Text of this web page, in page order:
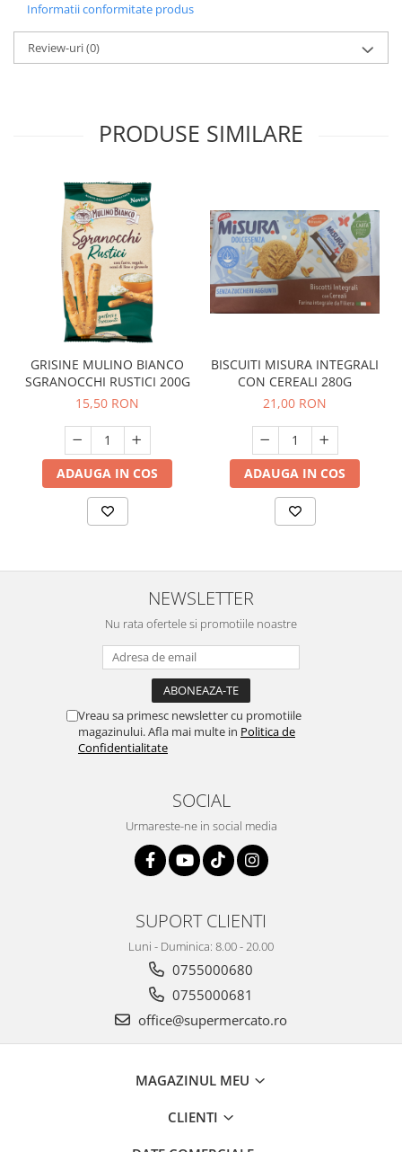
Informatii conformitate produs
Review-uri(0)
PRODUSE SIMILARE
GRISINE MULINO BIANCO
SGRANOCCHI RUSTICI 200G
15,50 RON
ADAUGA IN COS
BISCUITI MISURA INTEGRALI
CON CEREALI 280G
21,00 RON
ADAUGA IN COS
NEWSLETTER
Nu rata ofertele si promotiile noastre
Vreau sa primesc newsletter cu promotiile
magazinului. Afla mai multe in Politica de
Confidentialitate
SOCIAL
Urmareste-ne in social media
SUPORT CLIENTI
Luni - Duminica: 8.00 - 20.00
0755000680
0755000681
office@supermercato.ro
MAGAZINUL MEU
CLIENTI